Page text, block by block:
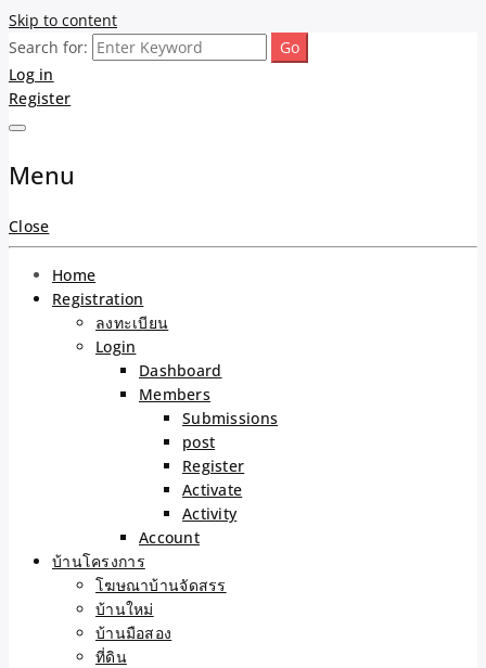
Skip to content
รับจ้างโพสต์ขายบ้าน ขาย
ของ ติดหน้าแรก Google
Ai Search ราคาถูกที่สุด!
เน้นความคุ้มค่า "ถูกและดี
มีอยู่จริง" (เหมาะกับพ่อค้า
แม่ค้า) บริการโพสต์เว็บ
บอร์ด SEO การันตีงานดี
100% ✨
ขายบ้านไม่ออก ขายสินค้าไม่ได้ บอกเรา! รับจ้างลงโพสต์อสังหาฯ รับโพส
เว็บบอร์ดSEO ดันติดหน้าแรก Google AI ชัวร์ 🎯 … ให้เราจัดการให้! ด้วย
ระบบ AI Search & SEO ที่แม่นยำที่สุด
Search for:
Log in
Register
Menu
Close
Home
Registration
ลงทะเบียน
Login
Dashboard
Members
Submissions
post
Register
Activate
Activity
Account
บ้านโครงการ
โฆษณาบ้านจัดสรร
บ้านใหม่
บ้านมือสอง
ที่ดิน